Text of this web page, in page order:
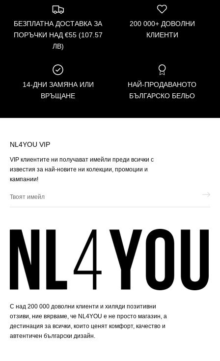
БЕЗПЛАТНА ДОСТАВКА ЗА
ПОРЪЧКИ НАД €55 (107.57
ЛВ)
200 000+ ДОВОЛНИ
КЛИЕНТИ
14-ДНИ ЗАМЯНА ИЛИ
ВРЪЩАНЕ
НАЙ-ПРОДАВАНОТО
БЪЛГАРСКО БЕЛЬО
С над 200 000 доволни клиенти и хиляди позитивни
отзиви, ние вярваме, че NL4YOU е не просто магазин, а
дестинация за всички, които ценят комфорт, качество и
автентичен български дизайн.
NL4YOU VIP
VIP клиентите ни получават имейли преди всички с
известия за най-новите ни колекции, промоции и
кампании!
Твоят
имейл